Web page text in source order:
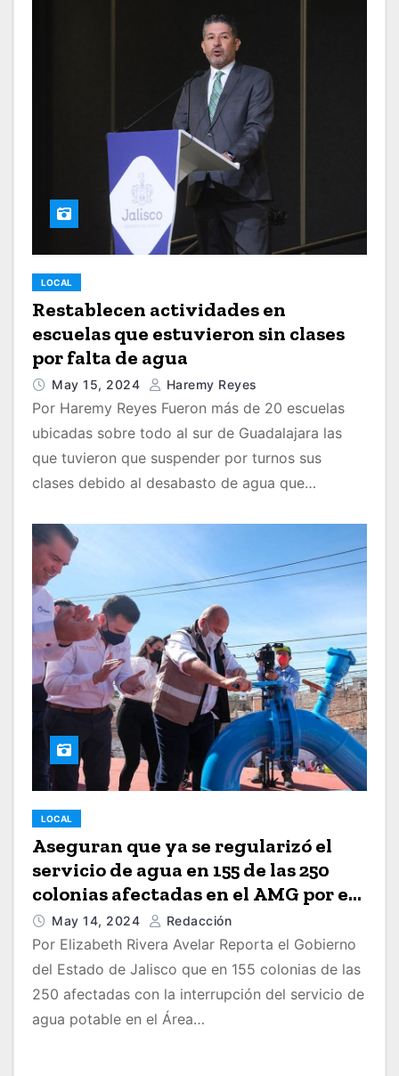
LOCAL
Restablecen actividades en
escuelas que estuvieron sin clases
por falta de agua
May 15, 2024 Haremy Reyes
Por Haremy Reyes Fueron más de 20 escuelas
ubicadas sobre todo al sur de Guadalajara las
que tuvieron que suspender por turnos sus
clases debido al desabasto de agua que…
LOCAL
Aseguran que ya se regularizó el
servicio de agua en 155 de las 250
colonias afectadas en el AMG por el
corte
May 14, 2024 Redacción
Por Elizabeth Rivera Avelar Reporta el Gobierno
del Estado de Jalisco que en 155 colonias de las
250 afectadas con la interrupción del servicio de
agua potable en el Área…